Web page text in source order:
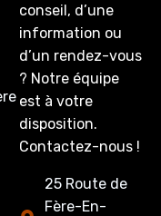
conseil, d’une
information ou
d’un rendez-vous
? Notre équipe
est à votre
disposition.
Contactez-nous !
25 Route de
Fère-En-